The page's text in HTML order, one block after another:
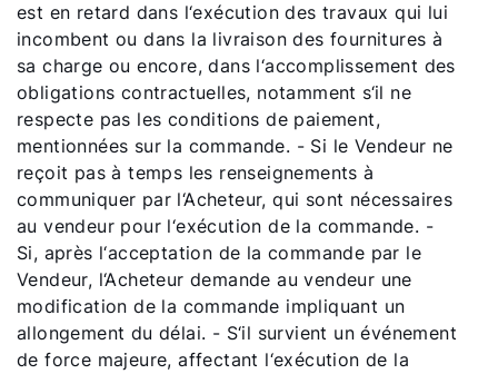
est en retard dans l‘exécution des travaux qui lui
incombent ou dans la livraison des fournitures à
sa charge ou encore, dans l‘accomplissement des
obligations contractuelles, notamment s‘il ne
respecte pas les conditions de paiement,
mentionnées sur la commande. - Si le Vendeur ne
reçoit pas à temps les renseignements à
communiquer par l‘Acheteur, qui sont nécessaires
au vendeur pour l‘exécution de la commande. -
Si, après l‘acceptation de la commande par le
Vendeur, l‘Acheteur demande au vendeur une
modification de la commande impliquant un
allongement du délai. - S‘il survient un événement
de force majeure, affectant l‘exécution de la
Bonjour !
Comment pouvons-nous vous aider ?
Assistance commerciale
Pompe a chaleur FHA
Liens rapides